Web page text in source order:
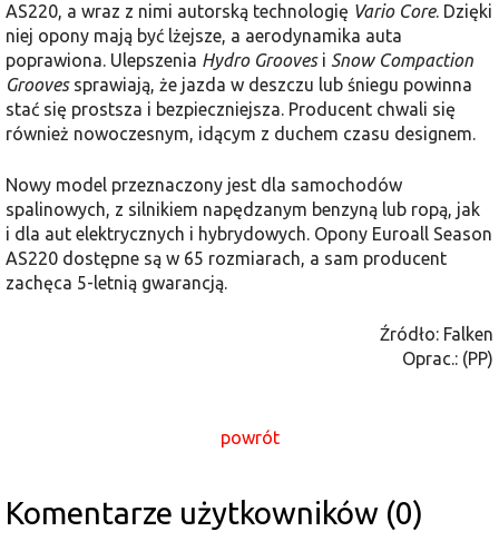
AS220, a wraz z nimi autorską technologię Vario Core. Dzięki
niej opony mają być lżejsze, a aerodynamika auta
poprawiona. Ulepszenia Hydro Groovesi Snow Compaction
Groovessprawiają, że jazda w deszczu lub śniegu powinna
stać się prostsza i bezpieczniejsza. Producent chwali się
również nowoczesnym, idącym z duchem czasu designem.
Nowy model przeznaczony jest dla samochodów
spalinowych, z silnikiem napędzanym benzyną lub ropą, jak
i dla aut elektrycznych i hybrydowych. Opony Euroall Season
AS220 dostępne są w 65 rozmiarach, a sam producent
zachęca 5-letnią gwarancją.
Źródło: Falken
Oprac.: (PP)
powrót
Komentarze użytkowników (0)